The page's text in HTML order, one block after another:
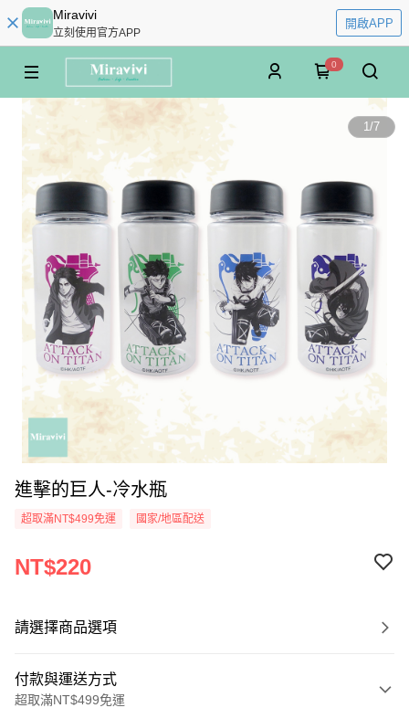
Miravivi
立刻使用官方APP
開啟APP
0
1/7
進擊的巨人-冷水瓶
超取滿NT$499免運 國家/地區配送
NT$220
請選擇商品選項
付款與運送方式
超取滿NT$499免運